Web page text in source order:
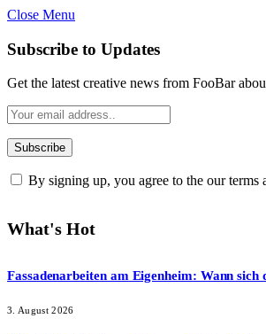
Close Menu
Subscribe to Updates
Get the latest creative news from FooBar
By signing up, you agree to the our terms
What's Hot
Fassadenarbeiten am Eigenheim: Wann
3. August 2026